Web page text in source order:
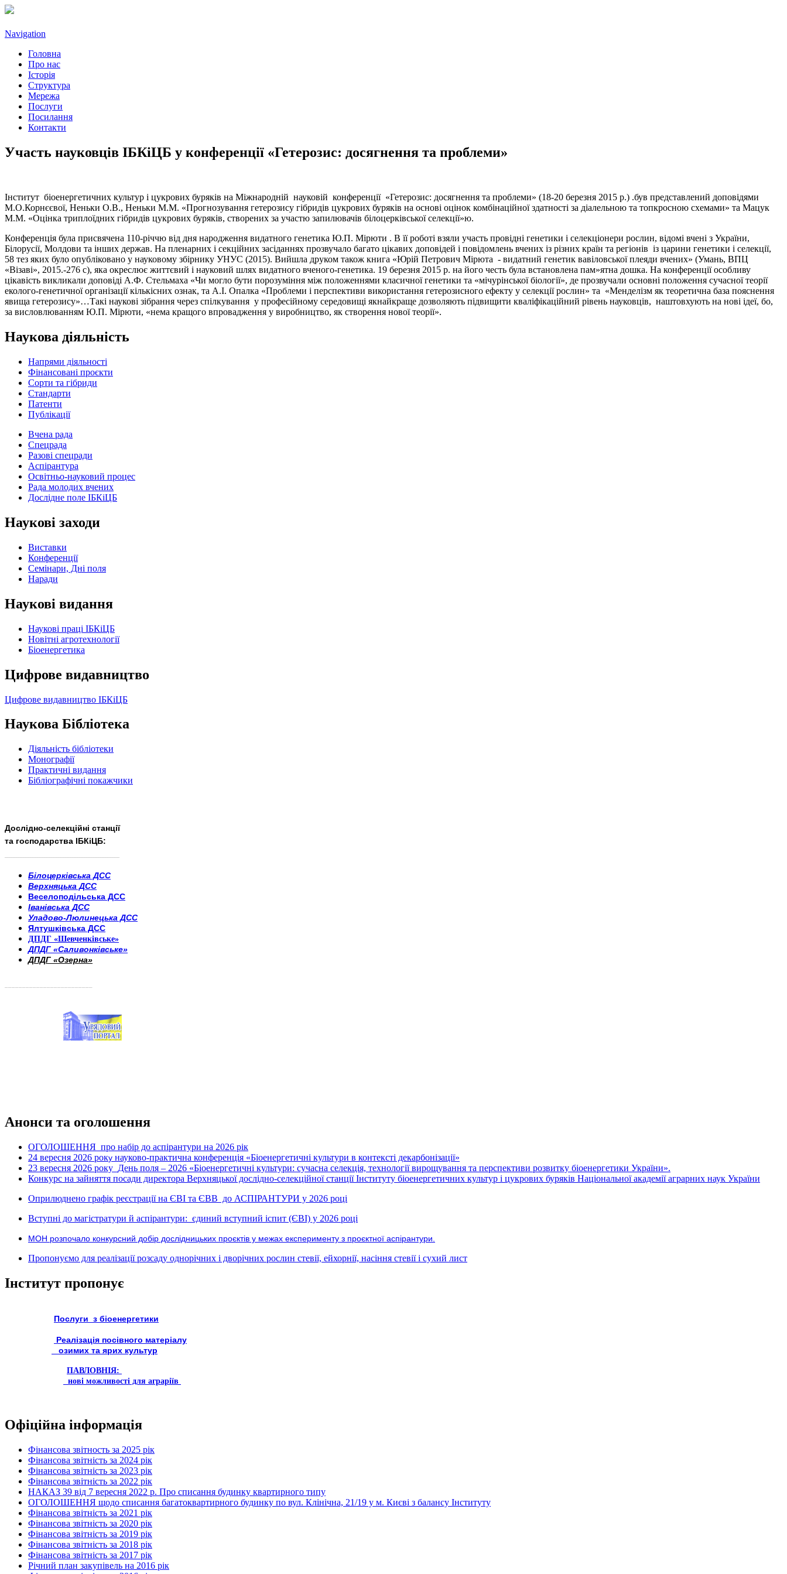
Navigation
Головна
Про нас
Історія
Структура
Мережа
Послуги
Посилання
Контакти
Участь науковців ІБКіЦБ у конференції «Гетерозис: досягнення та проблеми»
Інститут біоенергетичних культур і цукрових буряків на Міжнародній науковій конференції «Гетерозис: досягнення та проблеми» (18-20 березня 2015 р.) .був представлений доповідями
М.О.Корнєєвої, Неньки О.В., Неньки М.М. «Прогнозування гетерозису гібридів цукрових буряків на основі оцінок комбінаційної здатності за діалельною та топкросною схемами» та Мацук
М.М. «Оцінка триплоїдних гібридів цукрових буряків, створених за участю запилювачів білоцерківської селекції»ю.
Конференція була присвячена 110-річчю від дня народження видатного генетика Ю.П. Мірюти . В її роботі взяли участь провідні генетики і селекціонери рослин, відомі вчені з України,
Білорусії, Молдови та інших держав. На пленарних і секційних засіданнях прозвучало багато цікавих доповідей і повідомлень вчених із різних країн та регіонів із царини генетики і селекції,
58 тез яких було опубліковано у науковому збірнику УНУС (2015). Вийшла друком також книга «Юрій Петрович Мірюта - видатний генетик вавіловської плеяди вчених» (Умань, ВПЦ
«Візаві», 2015.-276 с), яка окреслює життєвий і науковий шлях видатного вченого-генетика. 19 березня 2015 р. на його честь була встановлена пам»ятна дошка. На конференції особливу
цікавість викликали доповіді А.Ф. Стельмаха «Чи могло бути порозуміння між положеннями класичної генетики та «мічурінської біології», де прозвучали основні положення сучасної теорії
еколого-генетичної організації кількісних ознак, та А.І. Опалка «Проблеми і перспективи використання гетерозисного ефекту у селекції рослин» та «Менделізм як теоретична база пояснення
явища гетерозису»…Такі наукові зібрання через спілкування у професійному середовищі якнайкраще дозволяють підвищити кваліфікаційний рівень науковців, наштовхують на нові ідеї, бо,
за висловлюванням Ю.П. Мірюти, «нема кращого впровадження у виробництво, як створення нової теорії».
Наукова діяльність
Напрями діяльності
Фінансовані проєкти
Сорти та гібриди
Стандарти
Патенти
Публікації
Вчена рада
Спецрада
Разові спецради
Аспірантура
Освітньо-науковий процес
Рада молодих вчених
Дослідне поле ІБКіЦБ
Наукові заходи
Виставки
Конференції
Семінари, Дні поля
Наради
Наукові видання
Наукові праці ІБКіЦБ
Новітні агротехнології
Бiоенергетика
Цифрове видавництво
Цифрове видавництво ІБКіЦБ
Наукова Бібліотека
Діяльність бібліотеки
Монографії
Практичні видання
Бібліографічні покажчики
Дослідно-селекційні станції
та господарства ІБКіЦБ:
Білоцерківська ДСС
Верхняцька ДСС
Веселоподільська ДСС
Іванівська ДСС
Уладово-Люлинецька ДСС
Ялтушківська ДСС
ДПДГ «Шевченківське»
ДПДГ «Саливонківське»
ДПДГ «Озерна»
Анонси та оголошення
ОГОЛОШЕННЯ про набір до аспірантури на 2026 рік
24 вересня 2026 року науково-практична конференція «Біоенергетичні культури в контексті декарбонізації»
23 вересня 2026 року День поля – 2026 «Біоенергетичні культури: сучасна селекція, технології вирощування та перспективи розвитку біоенергетики України».
Конкурс на зайняття посади директора Верхняцької дослідно-селекційної станції Інституту біоенергетичних культур і цукрових буряків Національної академії аграрних наук України
Оприлюднено графік реєстрації на ЄВІ та ЄВВ до АСПІРАНТУРИ у 2026 році
Вступні до магістратури й аспірантури: єдиний вступний іспит (ЄВІ) у 2026 році
МОН розпочало конкурсний добір дослідницьких проєктів у межах експерименту з проєктної аспірантури.
Пропонуємо для реалізації розсаду однорічних і дворічних рослин стевії, ейхорнії, насіння стевії і сухий лист
Інститут пропонує
Послуги з біоенергетики
Реалізація посівного матеріалу
озимих та ярих культур
ПАВЛОВНІЯ:
нові можливості для аграріїв
Офіційна інформація
Фінансова звітность за 2025 рік
Фінансова звітність за 2024 рік
Фінансова звітність за 2023 рік
Фінансова звітність за 2022 рік
НАКАЗ 39 від 7 вересня 2022 р. Про списання будинку квартирного типу
ОГОЛОШЕННЯ щодо списання багатоквартирного будинку по вул. Клінічна, 21/19 у м. Києві з балансу Інституту
Фінансова звітність за 2021 рік
Фінансова звітність за 2020 рік
Фінансова звітність за 2019 рік
Фінансова звітність за 2018 рік
Фінансова звітність за 2017 рік
Річний план закупівель на 2016 рік